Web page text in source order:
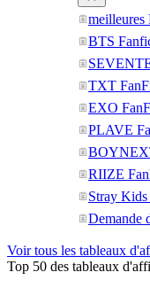
meilleures
BTS
TXT
EXO
PLAVE
RIIZE
Stray
Demande
Voir tous les tableaux
Top 50 des tableaux